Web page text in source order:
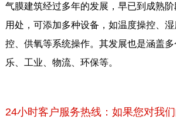
气膜建筑经过多年的发展，早已到成熟
用处，可添加多种设备，如温度操控、
控、供氧等系统操作。其发展也是涵盖
乐、工业、物流、环保等。
24小时客户服务热线：如果您对我